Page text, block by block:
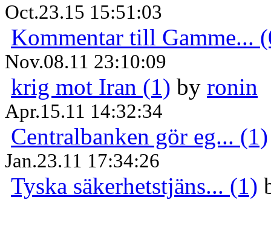
Oct.23.15 15:51:03
Kommentar till Gamme...
Nov.08.11 23:10:09
krig mot Iran (1) by ronin
Apr.15.11 14:32:34
Centralbanken gör eg... (1)
Jan.23.11 17:34:26
Tyska säkerhetstjäns... (1)